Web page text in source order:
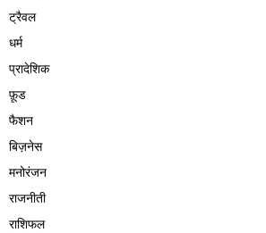
ट्रैवल
धर्म
प्रादेशिक
फ़ूड
फैशन
बिज़नेस
मनोरंजन
राजनीती
राशिफल